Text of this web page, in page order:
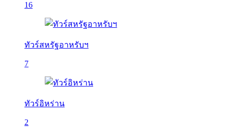
16
ทัวร์สหรัฐอาหรับฯ
7
ทัวร์อิหร่าน
2